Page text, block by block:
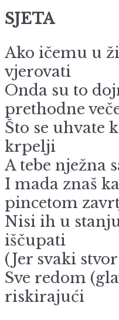
SJETA
Ako ičemu u
vjerovati
Onda su to
prethodne
Što se uhvate
krpelji
A tebe nježna
I mada znaš
pincetom
Nisi ih u
iščupati
(Jer svaki
Sve redom
riskirajući